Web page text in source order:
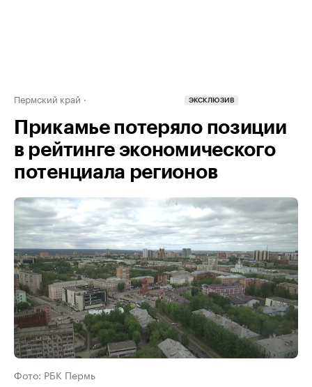
Пермский край ЭКСКЛЮЗИВ
Прикамье потеряло позиции
в рейтинге экономического
потенциала регионов
Фото: РБК Пермь